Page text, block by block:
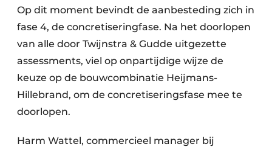
Kopen/Huren/Leasen
Sloop & Recycling
Bouwtransport
Machines & Materieel
Op dit moment bevindt de aanbesteding zich in
fase 4, de concretiseringfase. Na het doorlopen
van alle door Twijnstra & Gudde uitgezette
assessments, viel op onpartijdige wijze de
keuze op de bouwcombinatie Heijmans-
Hillebrand, om de concretiseringsfase mee te
doorlopen.
Harm Wattel, commercieel manager bij